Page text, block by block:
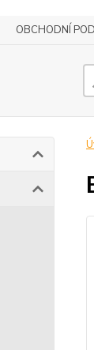
OBCHODNÍ